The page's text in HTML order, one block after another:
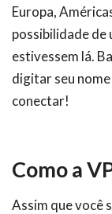
Europa,
possibilidade de
estivessem lá.
digitar seu
conectar!
Como a
Assim que você